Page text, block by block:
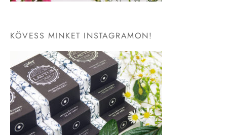
KÖVESS MINKET INSTAGRAMON!